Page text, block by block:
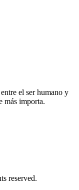
el ser humano y
más importa.
reserved.